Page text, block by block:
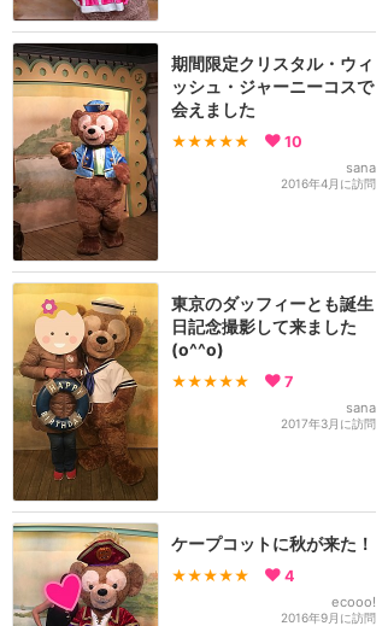
期間限定クリスタル・ウィ
ッシュ・ジャーニーコスで
会えました
★★★★★ 10
sana
2016年4月に訪問
東京のダッフィーとも誕生
日記念撮影して来ました
(o^^o)
★★★★★ 7
sana
2017年3月に訪問
ケープコットに秋が来た！
★★★★★ 4
ecooo!
2016年9月に訪問